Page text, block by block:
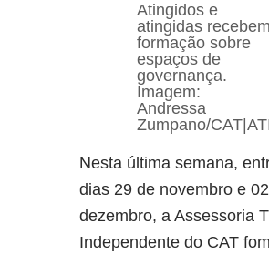
Atingidos e
atingidas recebem
formação sobre
espaços de
governança.
Imagem:
Andressa
Zumpano/
Nesta última semana,
dias 29 de novembro e
dezembro, a Assessoria
Independente do CAT